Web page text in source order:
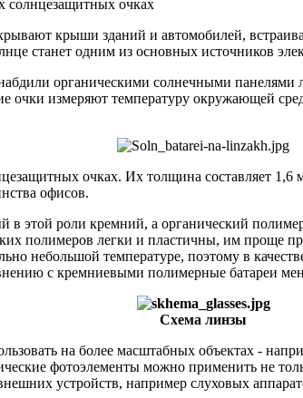
солнцезащитных очках
крыши зданий и автомобилей,
станет одним из основных источников
органическими солнечными панелями
очки измеряют температуру окружающей
очках. Их толщина составляет
офисов.
в этой роли кремний, а органический
полимеров легки и пластичны, им проще
небольшой температуре, поэтому в
с кремниевыми полимерные батареи
Схема линзы
на более масштабных объектах -
фотоэлементы можно применить не
устройств, например слуховых